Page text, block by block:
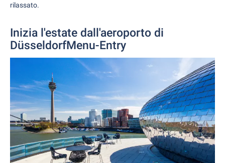
rilassato.
Inizia l'estate dall'aeroporto di
DüsseldorfMenu-Entry